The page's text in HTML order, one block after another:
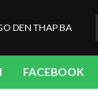
DEN THAP BA
FACEBOOK